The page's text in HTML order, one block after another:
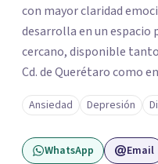
con mayor claridad
desarrolla en un
cercano, disponible
Cd. de Querétaro como
Ansiedad Depresión
WhatsApp Email